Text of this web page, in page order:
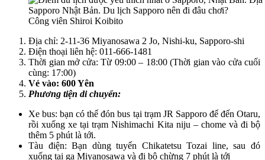
Công viên Shiroi Koibito
Địa chỉ: 2-11-36 Miyanosawa 2 Jo, Nishi-ku, Sapporo-shi
Điện thoại liên hệ: 011-666-1481
Thời gian mở cửa: Từ 09:00 – 18:00 (Thời gian vào cửa cuối
cùng: 17:00)
Vé vào: 600 Yên
Phương tiện di chuyển:
Xe bus: bạn có thể đón bus tại trạm JR Sapporo để đến Otaru,
rồi xuống xe tại trạm Nishimachi Kita niju – chome và đi bộ
thêm 5 phút là tới.
Tàu điện: Bạn dùng tuyến Chikatetsu Tozai line, sau đó
xuống tại ga Miyanosawa và đi bộ chừng 7 phút là tới